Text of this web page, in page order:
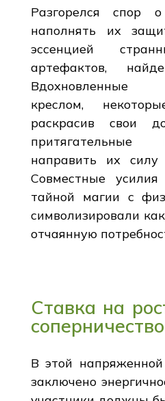
Разгорелся спор
наполнять их
эссенцией
артефактов,
Вдохновленные
креслом,
раскрасив свои
направить их
Совместные
тайной магии с
символизировали
отчаянную
Ставка на
соперничество
В этой
заключено